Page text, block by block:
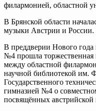
филармонией, областной
В Брянской области
музыки Австрии и России.
В преддверии Нового года
№4 прошла торжественная
между областной
научной библиотекой им.
Государственного
гимназией №4 о
посвящённых австрийской